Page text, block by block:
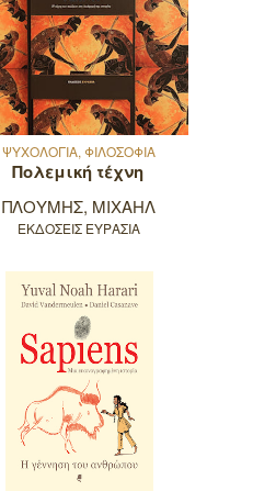
ΨΥΧΟΛΟΓΙΑ, ΦΙΛΟΣΟΦΙΑ
Πολεμική τέχνη
ΠΛΟΥΜΗΣ, ΜΙΧΑΗΛ
ΕΚΔΟΣΕΙΣ ΕΥΡΑΣΙΑ